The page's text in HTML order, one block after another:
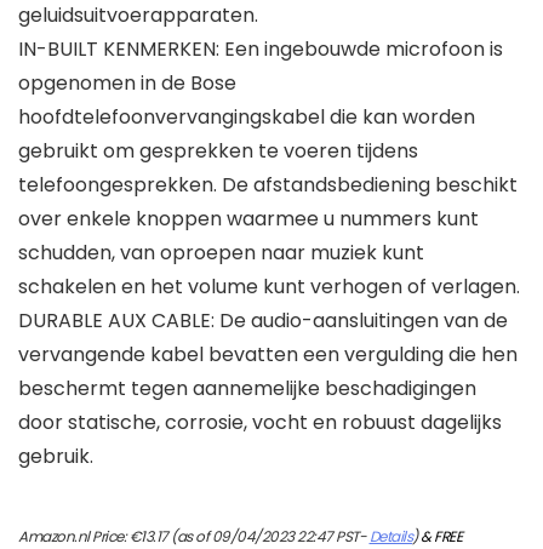
geluidsuitvoerapparaten.
IN-BUILT KENMERKEN: Een ingebouwde microfoon is
opgenomen in de Bose
hoofdtelefoonvervangingskabel die kan worden
gebruikt om gesprekken te voeren tijdens
telefoongesprekken. De afstandsbediening beschikt
over enkele knoppen waarmee u nummers kunt
schudden, van oproepen naar muziek kunt
schakelen en het volume kunt verhogen of verlagen.
DURABLE AUX CABLE: De audio-aansluitingen van de
vervangende kabel bevatten een vergulding die hen
beschermt tegen aannemelijke beschadigingen
door statische, corrosie, vocht en robuust dagelijks
gebruik.
Amazon.nl Price:€13.17(as of 09/04/2023 22:47 PST-Details)&FREE